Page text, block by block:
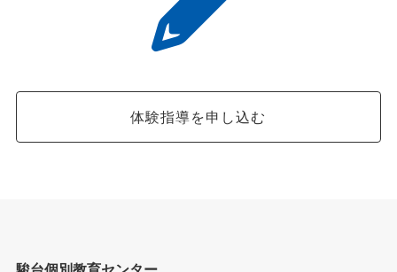
体験指導を申し込む